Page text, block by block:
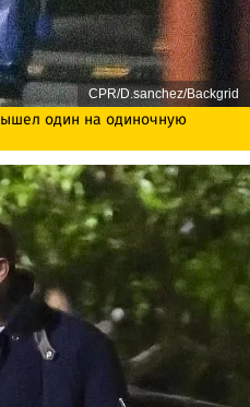
CPR/D.sanchez/Backgrid
один на одиночную